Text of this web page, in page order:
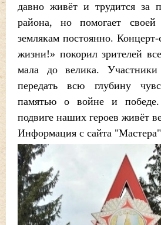
давно живёт и трудится за
района, но помогает
землякам постоянно.
жизни!» покорил зрителей
мала до велика. Участники
передать всю глубину
памятью о войне и
подвиге наших героев живёт
Информация с сайта